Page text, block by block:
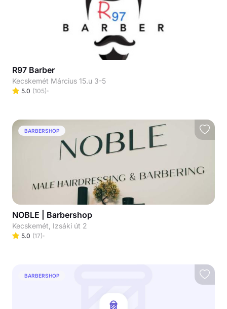
R97 Barber
Kecskemét Március 15.u 3-5
5.0 (105)
BARBERSHOP
NOBLE | Barbershop
Kecskemét, Izsáki út 2
5.0 (17)
BARBERSHOP